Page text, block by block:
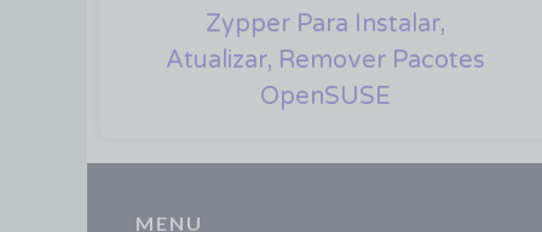
Zypper Para Instalar,
Atualizar, Remover Pacotes
OpenSUSE
MENU